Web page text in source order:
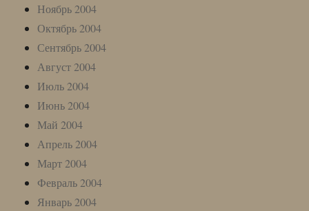
Ноябрь 2004
Октябрь 2004
Сентябрь 2004
Август 2004
Июль 2004
Июнь 2004
Май 2004
Апрель 2004
Март 2004
Февраль 2004
Январь 2004